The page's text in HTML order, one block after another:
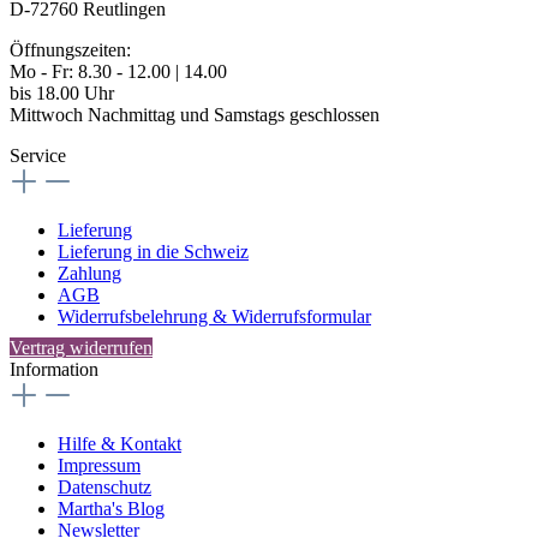
D-72760 Reutlingen
Öffnungszeiten:
Mo - Fr: 8.30 - 12.00 | 14.00
bis 18.00 Uhr
Mittwoch Nachmittag und Samstags geschlossen
Service
Lieferung
Lieferung in die Schweiz
Zahlung
AGB
Widerrufsbelehrung & Widerrufsformular
Vertrag widerrufen
Information
Hilfe & Kontakt
Impressum
Datenschutz
Martha's Blog
Newsletter